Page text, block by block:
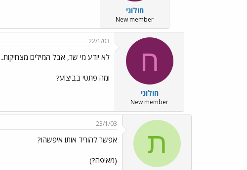
חולוני
New member
ח
חולוני
New member
22/1/03
לא יודע מי שר, אבל המילים מצחיקות..
ומה פתטי בביצוע?
ת
23/1/03
אפשר להוריד אותו איפשהו?
(מאיפה?)